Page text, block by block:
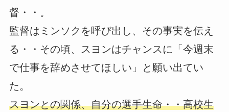
督・・。
監督はミンソクを呼び出し、その事実を伝え
る・・その頃、スヨンはチャンスに「今週末
で仕事を辞めさせてほしい」と願い出てい
た。
スヨンとの関係、自分の選手生命・・高校生